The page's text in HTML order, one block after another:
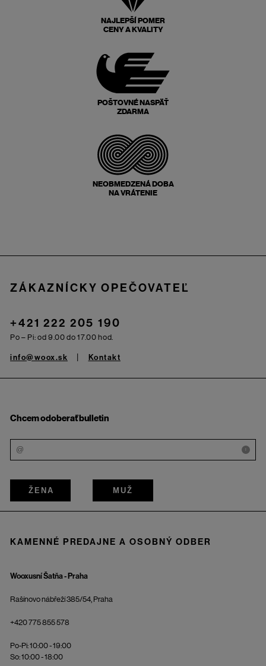
NAJLEPŠÍ POMER
CENY A KVALITY
POŠTOVNÉ NASPÄŤ
ZDARMA
NEOBMEDZENÁ DOBA
NA VRÁTENIE
ZÁKAZNÍCKY OPEČOVATEĽ
+421 222 205 190
Po – Pi: od 9.00 do 17.00 hod.
info@woox.sk Kontakt
Chcem odoberať bulletin
i
ŽENA MUŽ
KAMENNÉ PREDAJNE A OSOBNÝ ODBER
Wooxusní Šatňa - Praha
Rašínovo nábřeží 385/54, Praha
+420 775 855 578
Po-Pi: 10:00 - 19:00
So: 10:00 - 18:00